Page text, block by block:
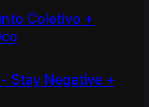
Coletivo +
Stay Negative +